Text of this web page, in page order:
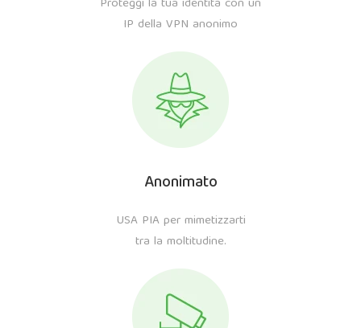
IP della VPN anonimo
Anonimato
USA PIA per mimetizzarti
tra la moltitudine.